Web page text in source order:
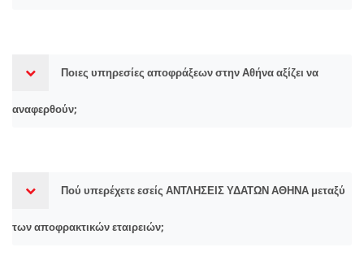
Ποιες υπηρεσίες αποφράξεων στην Αθήνα αξίζει να
αναφερθούν;
Πού υπερέχετε εσείς ΑΝΤΛΗΣΕΙΣ ΥΔΑΤΩΝ ΑΘΗΝΑ μεταξύ
των αποφρακτικών εταιρειών;